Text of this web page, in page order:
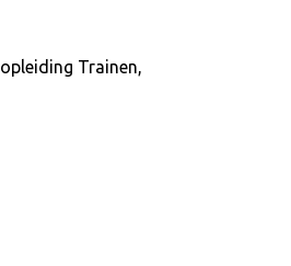
Trainen,